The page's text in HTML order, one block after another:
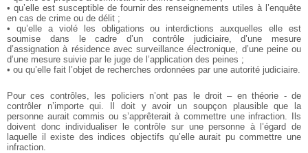
• qu’elle est susceptible de fournir des renseignements utiles à l’enquête
en cas de crime ou de délit ;
• qu’elle a violé les obligations ou interdictions auxquelles elle est
soumise dans le cadre d’un contrôle judiciaire, d’une mesure
d’assignation à résidence avec surveillance électronique, d’une peine ou
d’une mesure suivie par le juge de l’application des peines ;
• ou qu’elle fait l’objet de recherches ordonnées par une autorité judiciaire.
Pour ces contrôles, les policiers n’ont pas le droit – en théorie - de
contrôler n’importe qui. Il doit y avoir un soupçon plausible que la
personne aurait commis ou s’apprêterait à commettre une infraction. Ils
doivent donc individualiser le contrôle sur une personne à l’égard de
laquelle il existe des indices objectifs qu’elle aurait pu commettre une
infraction.